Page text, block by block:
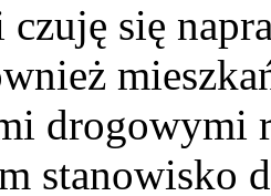
się
drogowymi
stanowisko